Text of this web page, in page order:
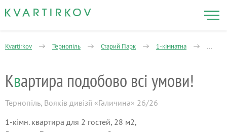
Kvartirkov Тернопіль Старий Парк 1-кімнатна
Квартира подобово всі умови!
Тернопіль, Вояків дивізії «Галичина» 26/26
1-кімн. квартира для 2 гостей, 28 м2,